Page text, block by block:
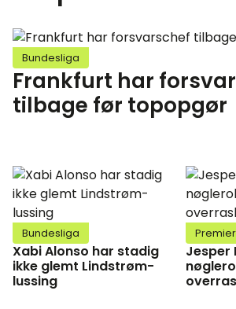
Bundesliga
Frankfurt har
tilbage før topopgør
Bundesliga
Xabi Alonso har stadig
ikke glemt Lindstrøm-
lussing
Jesper